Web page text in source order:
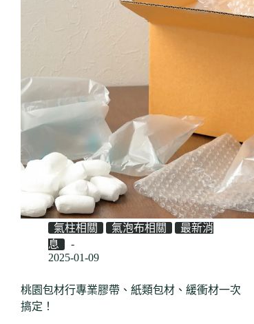
氣柱相關 氣泡布相關
最新消
息
2025-01-09
桃園包材行專業膠帶、紙類包材、緩衝材一次
搞定！